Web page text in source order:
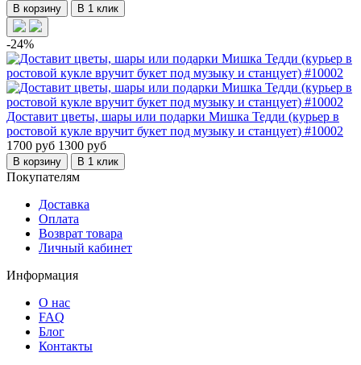
В корзину В 1 клик
-24%
Доставит цветы, шары или подарки Мишка Тедди (курьер в
ростовой кукле вручит букет под музыку и станцует) #10002
1700 руб 1300 руб
В корзину В 1 клик
Покупателям
Доставка
Оплата
Возврат товара
Личный кабинет
Информация
О нас
FAQ
Блог
Контакты